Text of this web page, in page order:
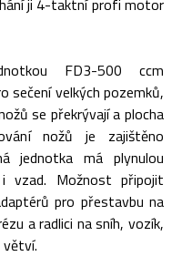
ji 4-taktní profi motor
FD3-500 ccm
sečení velkých pozemků,
se překrývají a plocha
nožů je zajištěno
jednotka má plynulou
vzad. Možnost připojit
pro přestavbu na
a radlici na sníh, vozík,